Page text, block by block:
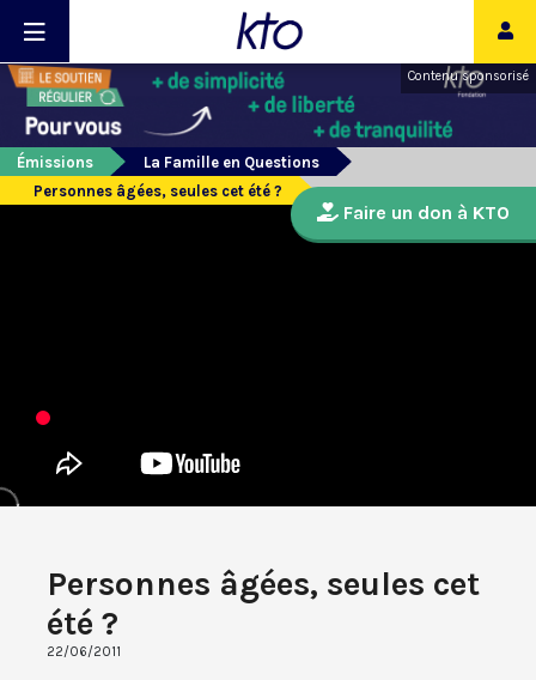
Contenu sponsorisé
Émissions
La Famille en Questions
Personnes âgées, seules cet été ?
Personnes âgées, seules cet
été ?
22/06/2011
Faire un don à KTO